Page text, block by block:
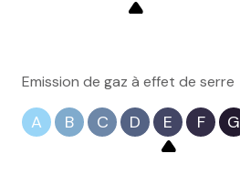
Emission de gaz à effet de serre
A B C D E F G